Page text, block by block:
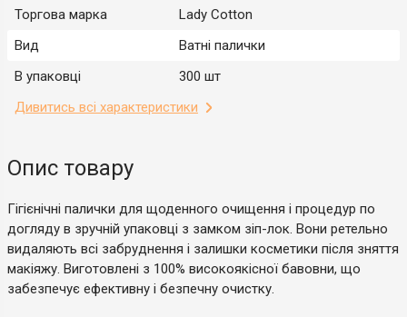
Торгова марка
Lady Cotton
Вид
Ватні палички
В упаковці
300 шт
Дивитись всі характеристики
Опис товару
Гігієнічні палички для щоденного очищення і процедур по
догляду в зручній упаковці з замком зіп-лок. Вони ретельно
видаляють всі забруднення і залишки косметики після зняття
макіяжу. Виготовлені з 100% високоякісної бавовни, що
забезпечує ефективну і безпечну очистку.